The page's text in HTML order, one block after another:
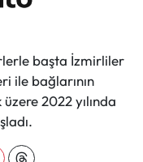
başta İzmirliler
ile bağlarının
2022 yılında